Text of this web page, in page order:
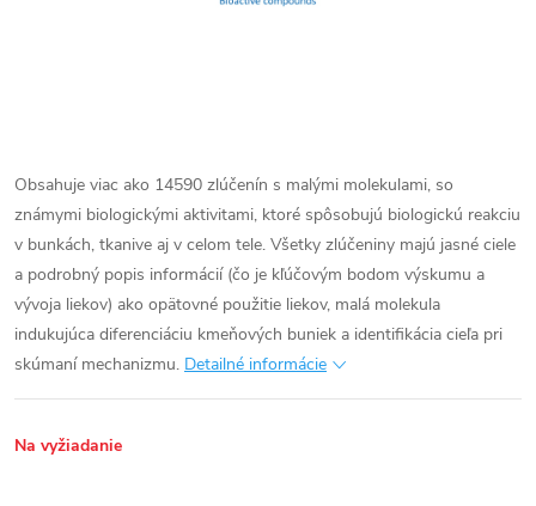
Obsahuje viac ako 14590 zlúčenín s malými molekulami, so
známymi biologickými aktivitami, ktoré spôsobujú biologickú reakciu
v bunkách, tkanive aj v celom tele. Všetky zlúčeniny majú jasné ciele
a podrobný popis informácií (čo je kľúčovým bodom výskumu a
vývoja liekov) ako opätovné použitie liekov, malá molekula
indukujúca diferenciáciu kmeňových buniek a identifikácia cieľa pri
skúmaní mechanizmu. Detailné informácie
Na vyžiadanie